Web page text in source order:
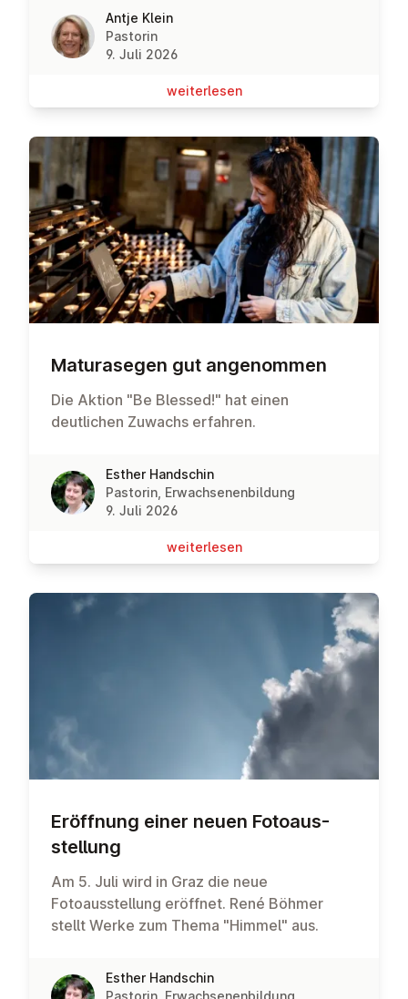
Antje Klein
Pastorin
9. Juli 2026
wei­ter­le­sen
Ma­tu­ra­se­gen gut an­ge­nom­men
Die Aktion "Be Blessed!" hat einen
deutlichen Zuwachs erfahren.
Esther Handschin
Pastorin, Erwachsenenbildung
9. Juli 2026
wei­ter­le­sen
Eröffnung einer neuen Fo­to­aus­
stel­lung
Am 5. Juli wird in Graz die neue
Fotoausstellung eröffnet. René Böhmer
stellt Werke zum Thema "Himmel" aus.
Esther Handschin
Pastorin, Erwachsenenbildung